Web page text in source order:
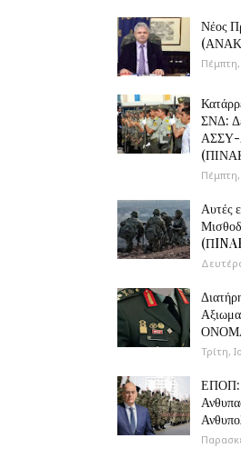
Νέος
Πέμπτη,
ΣΝΔ:
ΑΣΣΥ-
Πέμπτη,
Αυτές
Τρίτη,
ΕΠΟΠ: